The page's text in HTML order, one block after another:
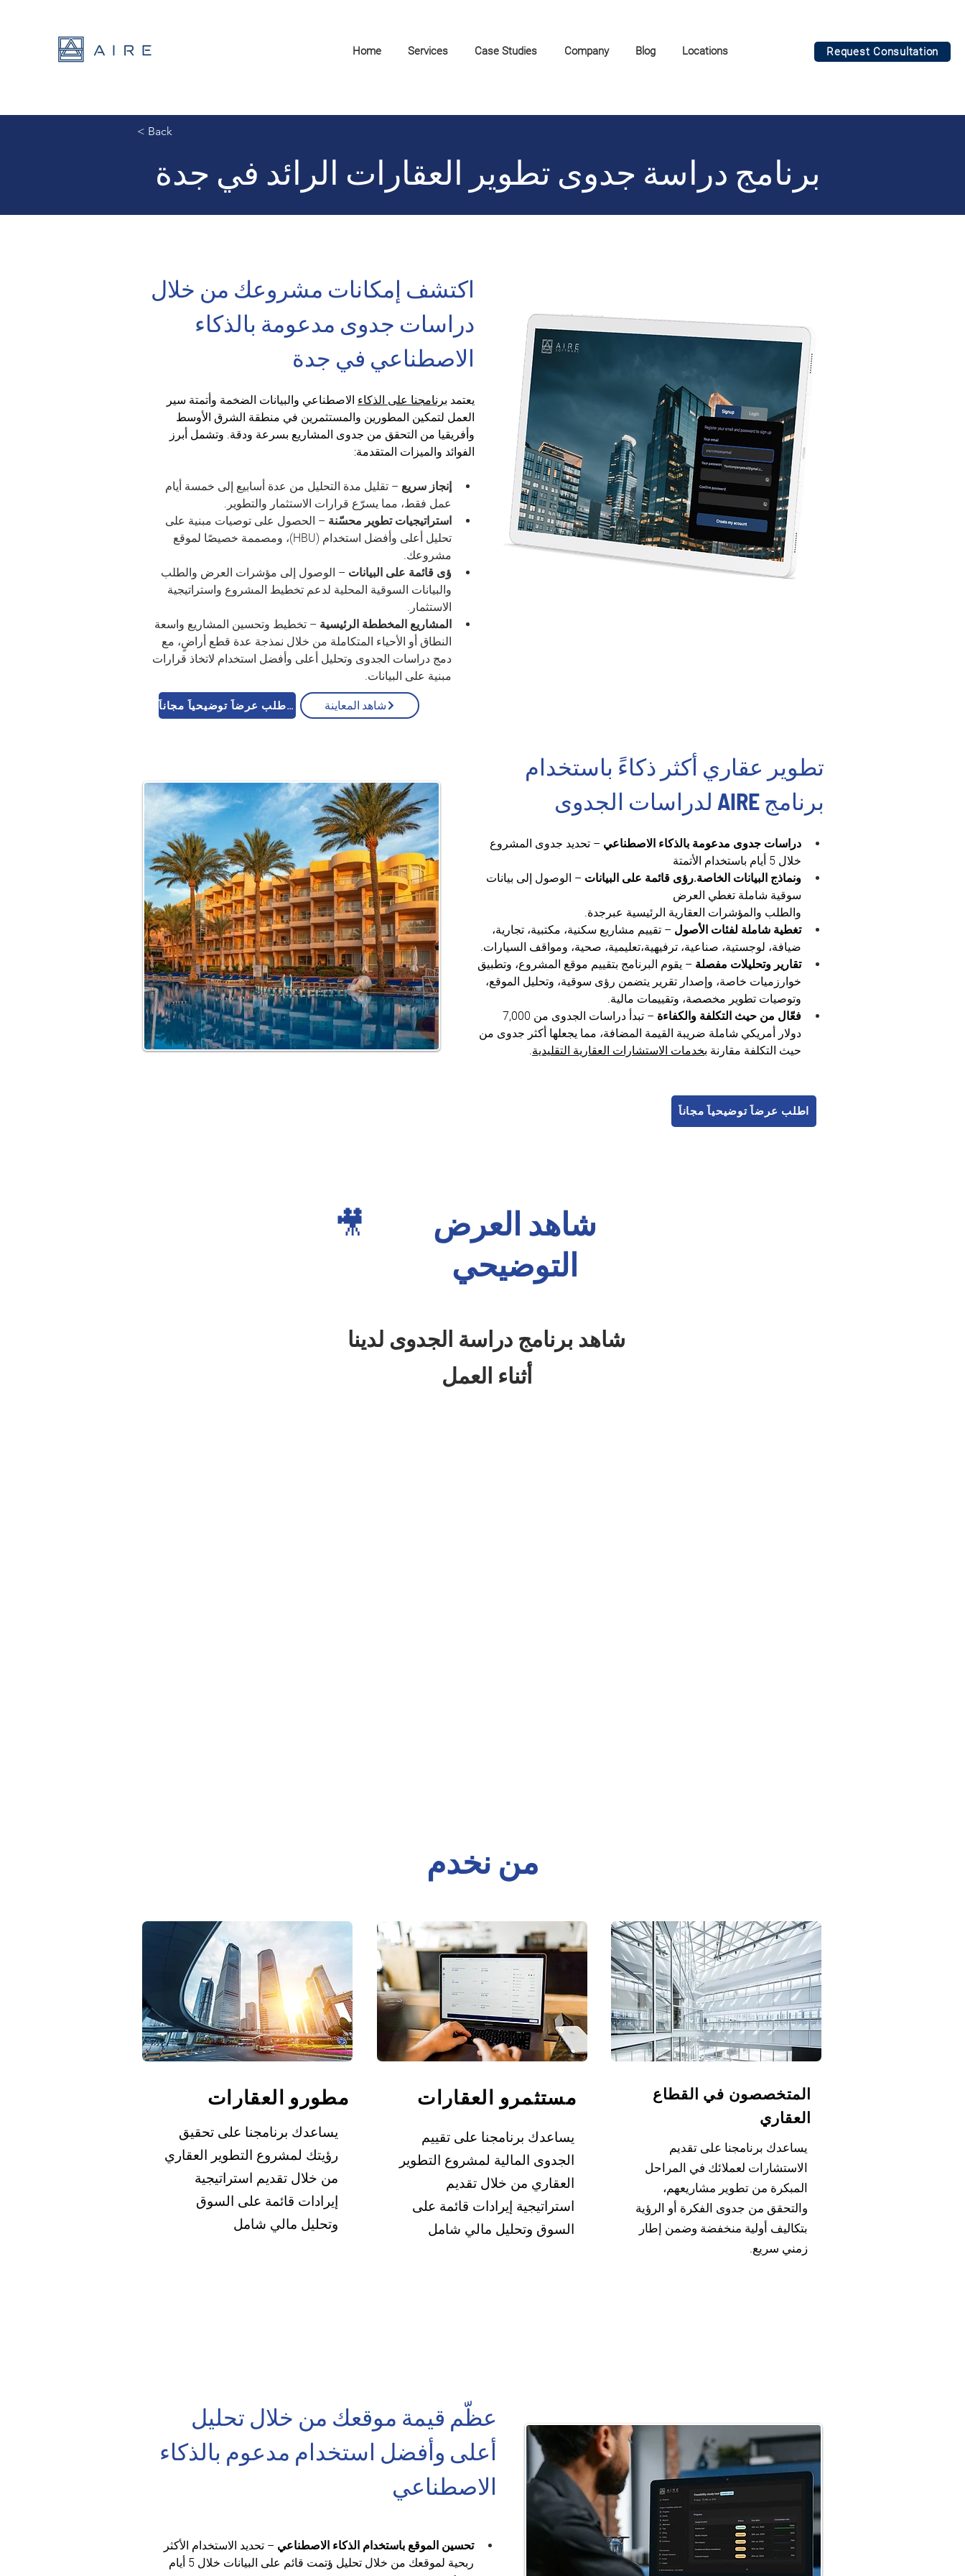
Home Services Case Studies Company Blog Locations Request Consultation
برنامج دراسة جدوى تطوير العقارات الرائد في جدة
< Back
اكتشف إمكانات مشروعك من خلال
دراسات جدوى مدعومة بالذكاء
الاصطناعي في جدة
يعتمد برنامجنا على الذكاء الاصطناعي والبيانات الضخمة وأتمتة سير
العمل لتمكين المطورين والمستثمرين في منطقة الشرق الأوسط
وأفريقيا من التحقق من جدوى المشاريع بسرعة ودقة. وتشمل أبرز
الفوائد والميزات المتقدمة:
إنجاز سريع – تقليل مدة التحليل من عدة أسابيع إلى خمسة أيام
عمل فقط، مما يسرّع قرارات الاستثمار والتطوير.
استراتيجيات تطوير محسّنة – الحصول على توصيات مبنية على
تحليل أعلى وأفضل استخدام (HBU)، ومصممة خصيصًا لموقع
مشروعك.
ؤى قائمة على البيانات – الوصول إلى مؤشرات العرض والطلب
والبيانات السوقية المحلية لدعم تخطيط المشروع واستراتيجية
الاستثمار.
المشاريع المخططة الرئيسية – تخطيط وتحسين المشاريع واسعة
النطاق أو الأحياء المتكاملة من خلال نمذجة عدة قطع أراضٍ، مع
دمج دراسات الجدوى وتحليل أعلى وأفضل استخدام لاتخاذ قرارات
مبنية على البيانات.
اطلب عرضاً توضيحياً مجاناً 🚀 شاهد المعاينة
تطوير عقاري أكثر ذكاءً باستخدام
برنامج AIRE لدراسات الجدوى
دراسات جدوى مدعومة بالذكاء الاصطناعي – تحديد جدوى المشروع
خلال 5 أيام باستخدام الأتمتة
ونماذج البيانات الخاصة.رؤى قائمة على البيانات – الوصول إلى بيانات
سوقية شاملة تغطي العرض
والطلب والمؤشرات العقارية الرئيسية عبرجدة.
تغطية شاملة لفئات الأصول – تقييم مشاريع سكنية، مكتبية، تجارية،
ضيافة، لوجستية، صناعية، ترفيهية،تعليمية، صحية، ومواقف السيارات.
تقارير وتحليلات مفصلة – يقوم البرنامج بتقييم موقع المشروع، وتطبيق
خوارزميات خاصة، وإصدار تقرير يتضمن رؤى سوقية، وتحليل الموقع،
وتوصيات تطوير مخصصة، وتقييمات مالية.
فعّال من حيث التكلفة والكفاءة
دولار أمريكي شاملة ضريبة القيمة المضافة، مما يجعلها أكثر جدوى من
حيث التكلفة مقارنة بخدمات الاستشارات العقارية التقليدية.
اطلب عرضاً توضيحياً مجاناً
شاهد العرض
التوضيحي
🎥
شاهد برنامج دراسة الجدوى لدينا
أثناء العمل
من نخدم
مطورو العقارات
يساعدك برنامجنا على تحقيق
رؤيتك لمشروع التطوير العقاري
من خلال تقديم استراتيجية
إيرادات قائمة على السوق
وتحليل مالي شامل
مستثمرو العقارات
يساعدك برنامجنا على تقييم
الجدوى المالية لمشروع التطوير
العقاري من خلال تقديم
استراتيجية إيرادات قائمة على
السوق وتحليل مالي شامل
المتخصصون في القطاع
العقاري
يساعدك برنامجنا على تقديم
الاستشارات لعملائك في المراحل
المبكرة من تطوير مشاريعهم،
والتحقق من جدوى الفكرة أو الرؤية
بتكاليف أولية منخفضة وضمن إطار
زمني سريع.
عظّم قيمة موقعك من خلال تحليل
أعلى وأفضل استخدام مدعوم بالذكاء
الاصطناعي
تحسين الموقع باستخدام الذكاء الاصطناعي – تحديد الاستخدام الأكثر
ربحية لموقعك من خلال تحليل ؤتمت قائم على البيانات خلال 5 أيام